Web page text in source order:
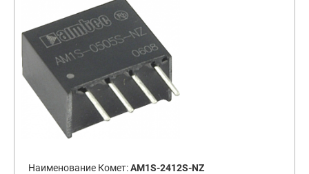
Наименование Комет:AM1S-2412S-NZ